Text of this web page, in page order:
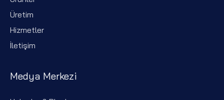
Üretim
Hizmetler
İletişim
Medya Merkezi